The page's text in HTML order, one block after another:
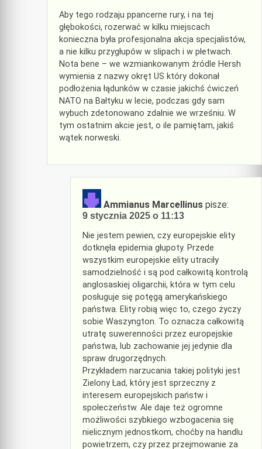
Aby tego rodzaju ppancerne rury, i na tej
głębokości, rozerwać w kilku miejscach
konieczna była profesjonalna akcja specjalistów,
a nie kilku przygłupów w slipach i w płetwach.
Nota bene – we wzmiankowanym źródle Hersh
wymienia z nazwy okręt US który dokonał
podłożenia łądunków w czasie jakichś ćwiczeń
NATO na Bałtyku w lecie, podczas gdy sam
wybuch zdetonowano zdalnie we wrześniu. W
tym ostatnim akcie jest, o ile pamiętam, jakiś
wątek norweski.
Ammianus Marcellinus pisze:
9 stycznia 2025 o 11:13
Nie jestem pewien, czy europejskie elity
dotknęła epidemia głupoty. Przede
wszystkim europejskie elity utraciły
samodzielność i są pod całkowitą kontrolą
anglosaskiej oligarchii, która w tym celu
posługuje się potęgą amerykańskiego
państwa. Elity robią więc to, czego życzy
sobie Waszyngton. To oznacza całkowitą
utratę suwerenności przez europejskie
państwa, lub zachowanie jej jedynie dla
spraw drugorzędnych.
Przykładem narzucania takiej polityki jest
Zielony Ład, który jest sprzeczny z
interesem europejskich państw i
społeczeństw. Ale daje też ogromne
możliwości szybkiego wzbogacenia się
nielicznym jednostkom, choćby na handlu
powietrzem, czy przez przejmowanie za